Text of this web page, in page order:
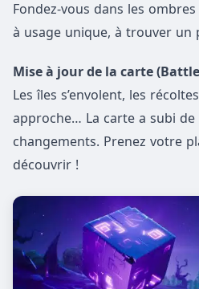
Fondez-vous dans les
à usage unique, à trouver un
Mise à jour de la carte
Les îles s’envolent, les
approche… La carte a subi de
changements. Prenez votre
découvrir !